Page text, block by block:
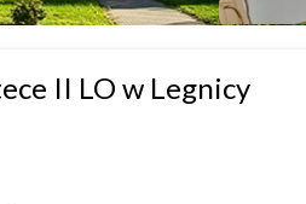
II LO w Legnicy